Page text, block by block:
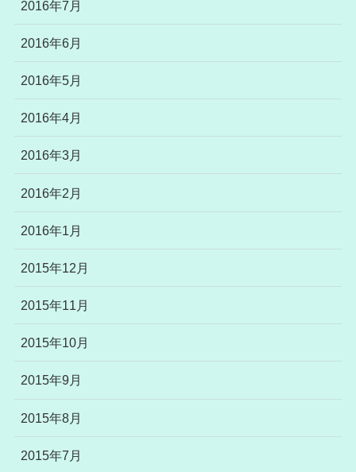
2016年7月
2016年6月
2016年5月
2016年4月
2016年3月
2016年2月
2016年1月
2015年12月
2015年11月
2015年10月
2015年9月
2015年8月
2015年7月